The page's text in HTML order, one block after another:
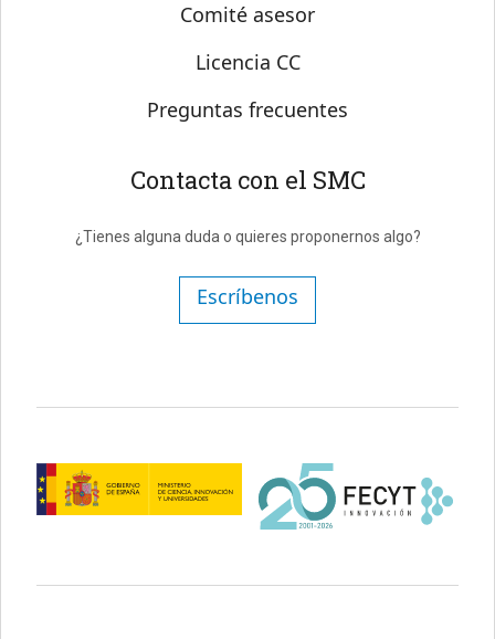
Comité asesor
Licencia CC
Preguntas frecuentes
Contacta con el SMC
¿Tienes alguna duda o quieres proponernos algo?
Escríbenos